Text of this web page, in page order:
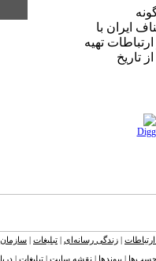
ایران با
تهیه
تاریخ
زندگی رسانه‌ای تبلیغات
پیوندها نقشه ‌سایت تبلیغات